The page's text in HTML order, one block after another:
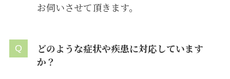
お伺いさせて頂きます。
どのような症状や疾患に対応しています
か？